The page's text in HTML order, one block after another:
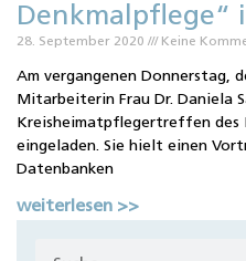
Denkmalpflege“
28. September 2020 Keine
Am vergangenen Donnerstag,
Mitarbeiterin Frau Dr. Daniela
Kreisheimatpflegertreffen des
eingeladen. Sie hielt einen
Datenbanken
weiterlesen >>